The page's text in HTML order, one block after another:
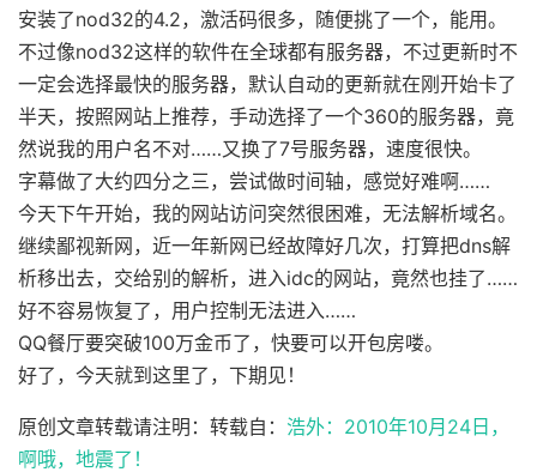
安装了nod32的4.2，激活码很多，随便挑了一个，能用。
不过像nod32这样的软件在全球都有服务器，不过更新时不
一定会选择最快的服务器，默认自动的更新就在刚开始卡了
半天，按照网站上推荐，手动选择了一个360的服务器，竟
然说我的用户名不对……又换了7号服务器，速度很快。
字幕做了大约四分之三，尝试做时间轴，感觉好难啊……
今天下午开始，我的网站访问突然很困难，无法解析域名。
继续鄙视新网，近一年新网已经故障好几次，打算把dns解
析移出去，交给别的解析，进入idc的网站，竟然也挂了……
好不容易恢复了，用户控制无法进入……
QQ餐厅要突破100万金币了，快要可以开包房喽。
好了，今天就到这里了，下期见！
原创文章转载请注明：转载自： 浩外：2010年10月24日，
啊哦，地震了！